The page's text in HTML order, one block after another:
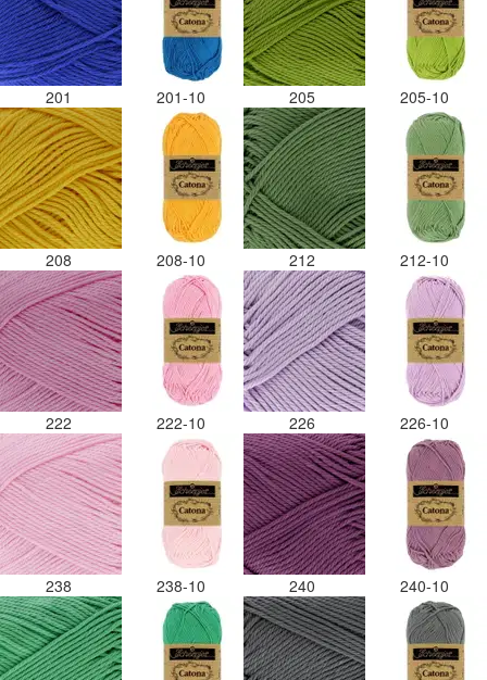
201 201-10 205 205-10
208 208-10 212 212-10
222 222-10 226 226-10
238 238-10 240 240-10